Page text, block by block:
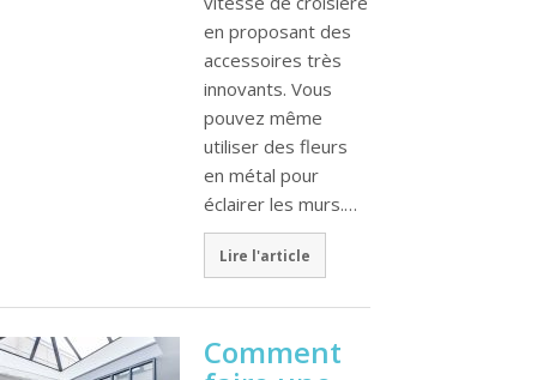
en proposant des
accessoires très
innovants. Vous
pouvez même
utiliser des fleurs
en métal pour
éclairer les murs.…
Lire l'article
Comment